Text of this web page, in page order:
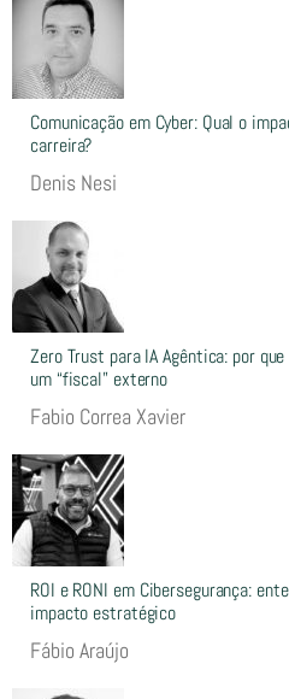
Comunicação em Cyber: Qual o
carreira?
Denis Nesi
Zero Trust para IA Agêntica: por
um “fiscal” externo
Fabio Correa Xavier
ROI e RONI em Cibersegurança:
impacto estratégico
Fábio Araújo